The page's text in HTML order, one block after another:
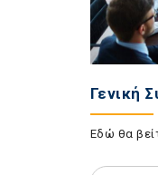
Γενική
Εδώ θα